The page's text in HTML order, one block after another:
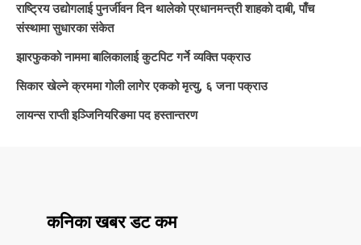
राष्ट्रिय उद्योगलाई पुनर्जीवन दिन थालेको प्रधानमन्त्री शाहको दाबी, पाँच
संस्थामा सुधारका संकेत
झारफुकको नाममा बालिकालाई कुटपिट गर्ने व्यक्ति पक्राउ
सिकार खेल्ने क्रममा गोली लागेर एकको मृत्यु, ६ जना पक्राउ
लायन्स राप्ती इञ्जिनियरिङमा पद हस्तान्तरण
कनिका खबर डट कम